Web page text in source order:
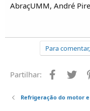
AbraçUMM, André
Para
Partilhar:
Refrigeração do motor